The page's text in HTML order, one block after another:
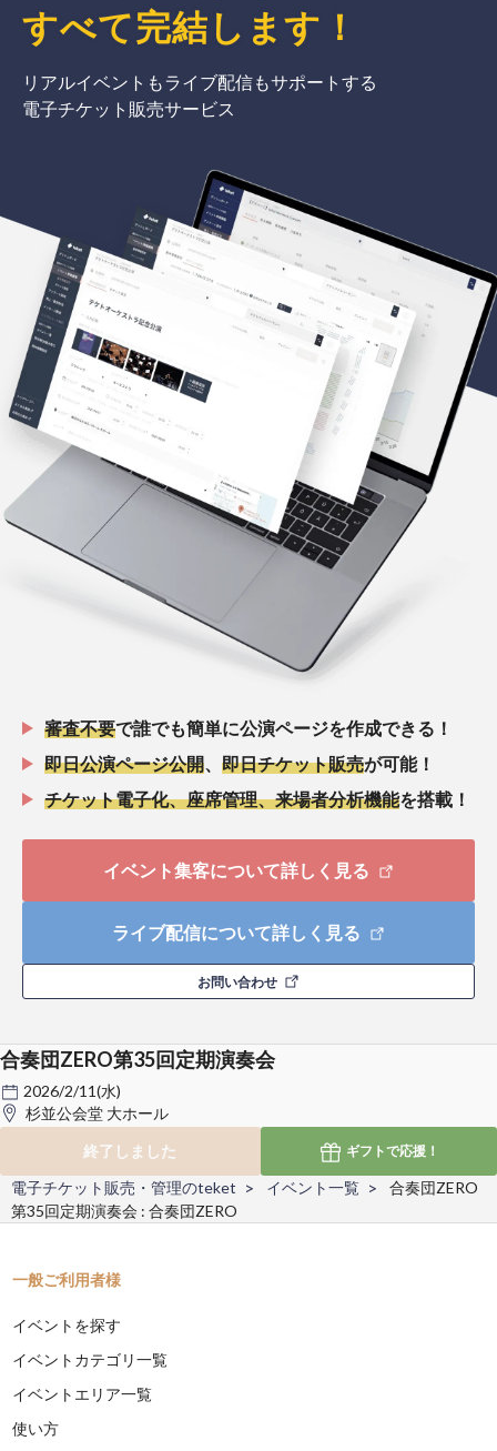
すべて完結 します ！
リアルイベントもライブ配信もサポートする
電子チケット販売サービス
審査不要で誰でも簡単に公演ページを作成できる！
即日公演ページ公開
即日チケット販売が可能！
チケット電子化、座席管理、来場者分析機能を搭載！
イベント集客について詳しく見る
ライブ配信について詳しく見る
お問い合わせ
合奏団ZERO第35回定期演奏会
2026/2/11(水)
杉並公会堂 大ホール
終了しました
ギフトで応援！
電子チケット販売・管理のteket イベント一覧
合奏団ZERO
第35回定期演奏会 : 合奏団ZERO
一般ご利用者様
イベントを探す
イベントカテゴリ一覧
イベントエリア一覧
使い方